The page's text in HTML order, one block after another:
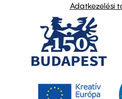
Adatkezelési